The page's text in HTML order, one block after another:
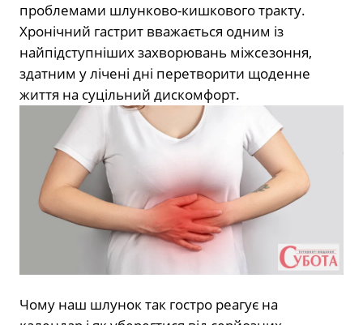
проблемами шлунково-кишкового тракту.
Хронічний гастрит вважається одним із
найпідступніших захворювань міжсезоння,
здатним у лічені дні перетворити щоденне
життя на суцільний дискомфорт.
Чому наш шлунок так гостро реагує на